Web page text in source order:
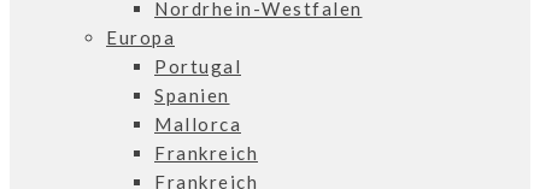
Nordrhein-Westfalen
Europa
Portugal
Spanien
Mallorca
Frankreich
Frankreich